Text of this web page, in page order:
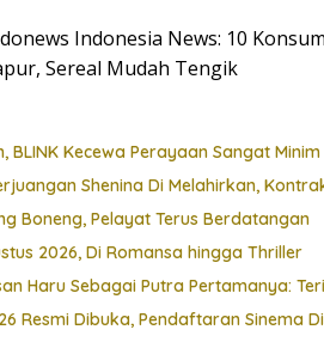
Indonesia News: 10
Sereal Mudah Tengik
BLINK Kecewa Perayaan Sangat Minim
Shenina Di Melahirkan,
Boneng, Pelayat Terus Berdatangan
2026, Di Romansa hingga Thriller
Haru Sebagai Putra Pertamanya:
Resmi Dibuka, Pendaftaran Sinema